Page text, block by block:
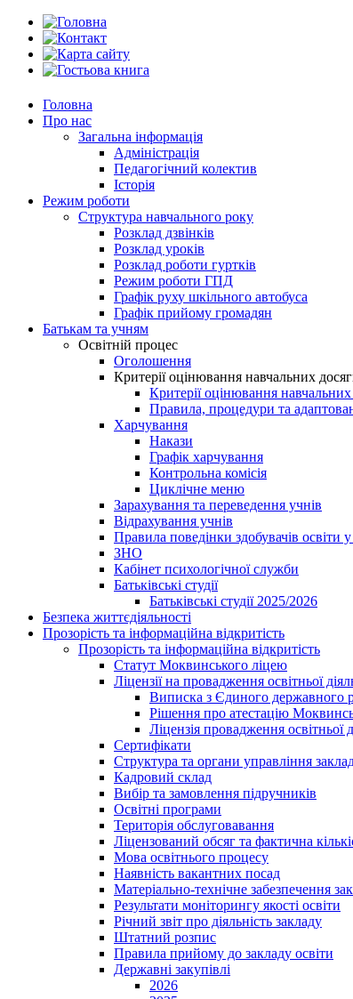
Головна
Про нас
Загальна інформація
Адміністрація
Педагогічний колектив
Історія
Режим роботи
Структура навчального року
Розклад дзвінків
Розклад уроків
Розклад роботи гуртків
Режим роботи ГПД
Графік руху шкільного автобуса
Графік прийому громадян
Батькам та учням
Освітній процес
Оголошення
Критерії оцінювання навчальних
Критерії оцінювання
Правила, процедури та
Харчування
Накази
Графік харчування
Контрольна комісія
Циклічне меню
Зарахування та переведення учнів
Відрахування учнів
Правила поведінки здобувачів освіти
ЗНО
Кабінет психологічної служби
Батьківські студії
Батьківські студії 2025/2026
Безпека життєдіяльності
Прозорість та інформаційна відкритість
Прозорість та інформаційна відкритість
Статут Моквинського ліцею
Ліцензії на провадження освітньої
Виписка з Єдиного державного
Рішення про атестацію
Ліцензія провадження освітньої
Сертифікати
Структура та органи управління
Кадровий склад
Вибір та замовлення підручників
Освітні програми
Територія обслуговавання
Ліцензований обсяг та фактична
Мова освітнього процесу
Наявність вакантних посад
Матеріально-технічне забезпечення
Результати моніторингу якості освіти
Річний звіт про діяльність закладу
Штатний розпис
Правила прийому до закладу освіти
Державні закупівлі
2026